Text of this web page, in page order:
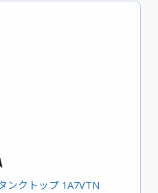
ンクトップ 1A7VTN